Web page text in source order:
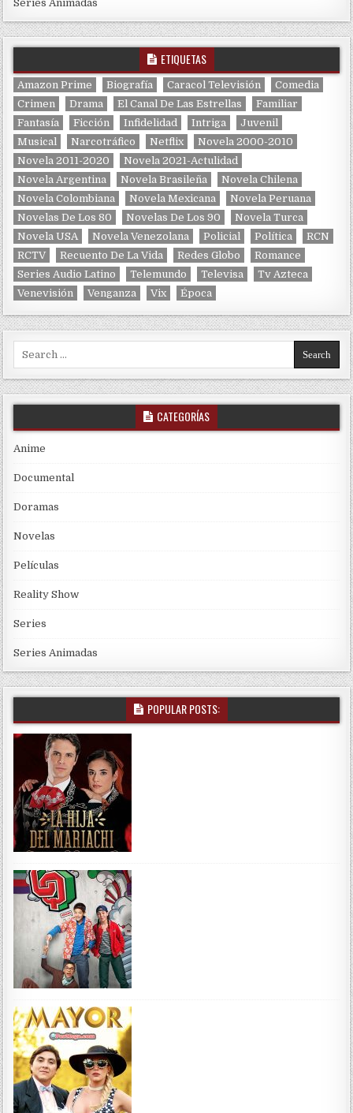
Series Animadas
ETIQUETAS
Amazon Prime Biografía Caracol Televisión
Comedia
Crimen
Drama El Canal De Las Estrellas
Familiar
Fantasía
Ficción Infidelidad Intriga
Juvenil
Musical
Narcotráfico Netflix
Novela 2000-2010
Novela 2011-2020
Novela 2021-Actulidad
Novela Argentina
Novela Brasileña
Novela Chilena
Novela Colombiana
Novela Mexicana
Novela Peruana
Novelas De Los 80
Novelas De Los 90
Novela Turca
Novela USA
Novela Venezolana Policial Política
RCN
RCTV
Recuento De La Vida Redes Globo
Romance
Series Audio Latino
Telemundo Televisa
Tv Azteca
Venevisión
Venganza Vix Época
CATEGORÍAS
Anime
Documental
Doramas
Novelas
Películas
Reality Show
Series
Series Animadas
POPULAR POSTS: